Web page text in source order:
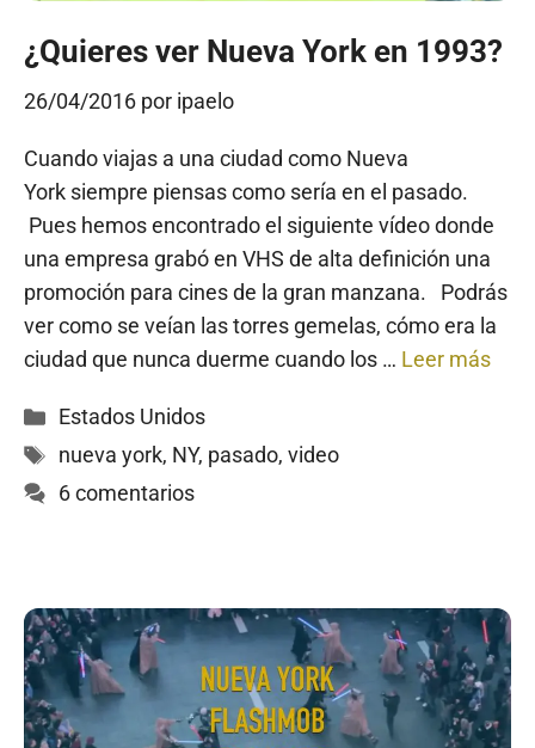
¿Quieres ver Nueva York en 1993?
26/04/2016 por ipaelo
Cuando viajas a una ciudad como Nueva
York siempre piensas como sería en el pasado.
Pues hemos encontrado el siguiente vídeo donde
una empresa grabó en VHS de alta definición una
promoción para cines de la gran manzana. Podrás
ver como se veían las torres gemelas, cómo era la
ciudad que nunca duerme cuando los … Leer más
Categorías
Estados Unidos
Etiquetas
nueva york, NY, pasado, video
6 comentarios